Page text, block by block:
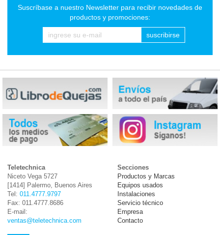
Suscríbase a nuestro Newsletter para recibir novedades de
productos y promociones:
suscribirse
Teletechnica
Niceto Vega 5727
[1414] Palermo, Buenos Aires
Tel: 011.4777.9797
Fax: 011.4777.8686
E-mail:
ventas@teletechnica.com
Secciones
Productos y Marcas
Equipos usados
Instalaciones
Servicio técnico
Empresa
Contacto